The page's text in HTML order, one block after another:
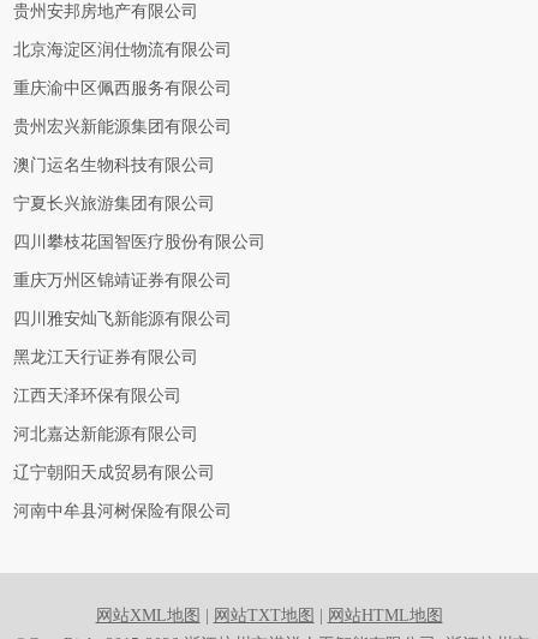
贵州安邦房地产有限公司
北京海淀区润仕物流有限公司
重庆渝中区佩西服务有限公司
贵州宏兴新能源集团有限公司
澳门运名生物科技有限公司
宁夏长兴旅游集团有限公司
四川攀枝花国智医疗股份有限公司
重庆万州区锦靖证券有限公司
四川雅安灿飞新能源有限公司
黑龙江天行证券有限公司
江西天泽环保有限公司
河北嘉达新能源有限公司
辽宁朝阳天成贸易有限公司
河南中牟县河树保险有限公司
网站XML地图 网站TXT地图
网站HTML地图